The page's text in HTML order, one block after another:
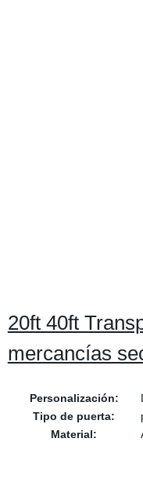
20ft 40ft
mercancías
Personalización:
Tipo de puerta:
Material: